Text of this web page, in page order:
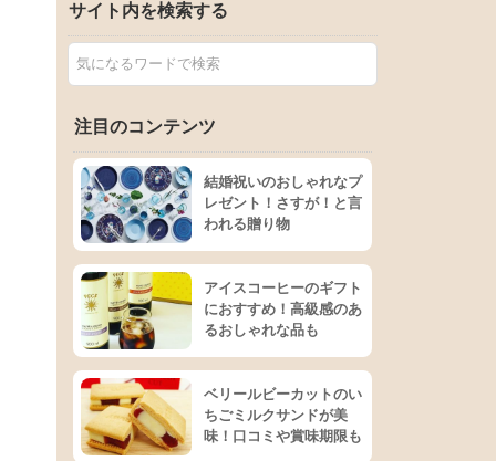
サイト内を検索する
注目のコンテンツ
結婚祝いのおしゃれなプ
レゼント！さすが！と言
われる贈り物
アイスコーヒーのギフト
におすすめ！高級感のあ
るおしゃれな品も
ベリールビーカットのい
ちごミルクサンドが美
味！口コミや賞味期限も